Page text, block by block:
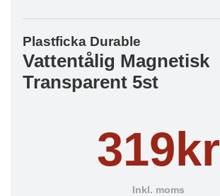
Plastficka Durable
Vattentålig Magnetisk
Transparent 5st
319kr
Inkl. moms